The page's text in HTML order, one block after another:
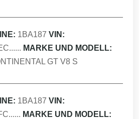
1BA187 VIN:
MARKE UND MODELL:
GT V8 S
1BA187 VIN:
MARKE UND MODELL: